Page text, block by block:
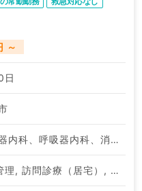
～
日
一般内科、循環器内科、呼吸器内科、消化器内科、内分泌・代謝内科、腎臓内科、老年内科、総合診療科
一般外来, 病棟管理, 訪問診療（居宅）, 訪問診療（施設）